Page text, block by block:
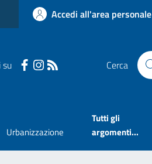
Accedi all'area personale
su Cerca
Urbanizzazione
Tutti gli
argomenti...